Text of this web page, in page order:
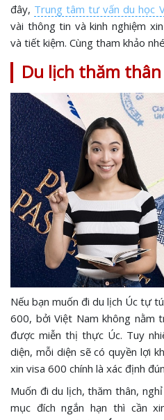
đây, Trung tâm tư vấn du học
vài thông tin và kinh nghiệm xin
và tiết kiệm. Cùng tham khảo
Du lịch thăm thân
Nếu bạn muốn đi du lịch Úc tự
600, bởi Việt Nam không nằm
được miễn thị thực Úc. Tuy
diện, mỗi diện sẽ có quyền lợi
xin visa 600 chính là xác định
Muốn đi du lịch, thăm thân,
mục đích ngắn hạn thì cần